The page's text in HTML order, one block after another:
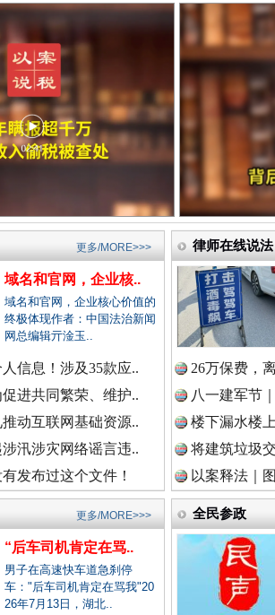
法治新闻网.
法院新闻网.
检察新闻网.
医药新闻网.
企业新闻网.
农业新闻网.
视频新闻网.
万 隐匿收入偷税被查处..
巍巍树丰碑 高回
”竟然扎入要害部门
域名和官网，企业核..
域名和官网，企业核心价值的
终极体现作者：中国法治新闻
网总编辑亓淦玉..
信息！涉及35款应..
进共同繁荣、维护..
动互联网基础资源..
汛涉灾网络谣言违..
发布过这个文件！
更多/MORE>>> 律师在线说法
26万保费，
八一建军节
楼下漏水楼
将建筑垃圾
以案释法｜
“后车司机肯定在骂..
男子在高速快车道急刹停
车："后车司机肯定在骂我"20
26年7月13日，湖北..
更多/MORE>>> 全民参政